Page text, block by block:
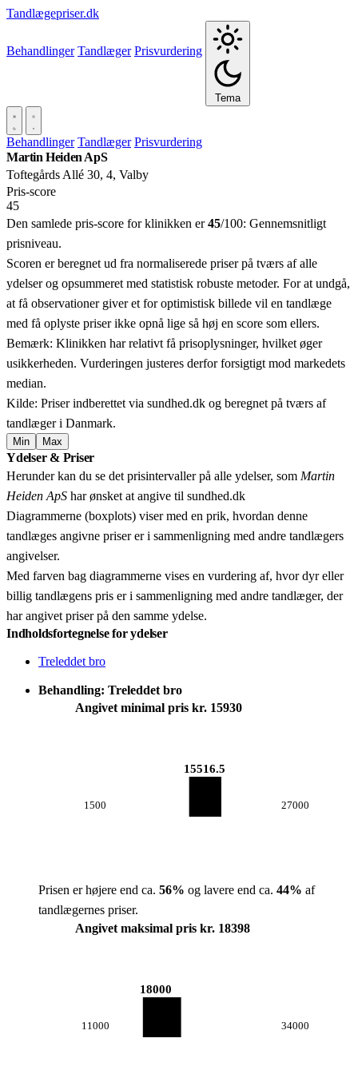
Tandlægepriser.dk
Behandlinger Tandlæger Prisvurdering
Tema
Behandlinger Tandlæger Prisvurdering
Martin Heiden ApS
Toftegårds Allé 30, 4, Valby
Pris‑score
45
Den samlede pris-score for klinikken er45/100: Gennemsnitligt
prisniveau.
Scoren er beregnet ud fra normaliserede priser på tværs af alle
ydelser og opsummeret med statistisk robuste metoder. For at undgå,
at få observationer giver et for optimistisk billede vil en tandlæge
med få oplyste priser ikke opnå lige så høj en score som ellers.
Bemærk: Klinikken har relativt få prisoplysninger, hvilket øger
usikkerheden. Vurderingen justeres derfor forsigtigt mod markedets
median.
Kilde: Priser indberettet via sundhed.dk og beregnet på tværs af
tandlæger i Danmark.
Min Max
+
−
Ydelser & Priser
Herunder kan du se det prisintervaller på alle ydelser, som Martin
Heiden ApS har ønsket at angive til sundhed.dk
Diagrammerne (boxplots) viser med en prik, hvordan denne
tandlæges angivne priser er i sammenligning med andre tandlægers
angivelser.
Med farven bag diagrammerne vises en vurdering af, hvor dyr eller
billig tandlægens pris er i sammenligning med andre tandlæger, der
har angivet priser på den samme ydelse.
Indholdsfortegnelse for ydelser
Treleddet bro
Behandling: Treleddet bro
Angivet minimal pris kr. 15930
1500
15516.5
27000
Prisen er højere end ca. 56% og lavere end ca. 44% af
tandlægernes priser.
Angivet maksimal pris kr. 18398
11000
18000
34000